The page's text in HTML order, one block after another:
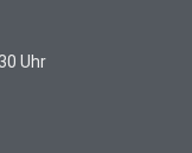
Uhr